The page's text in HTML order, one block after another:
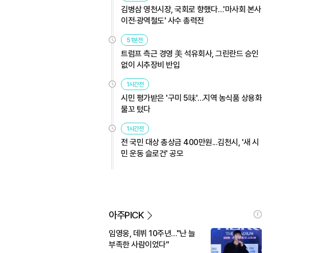
김병삼 영천시장, 국회로 향했다…'마사회 본사
이전·광역철도' 사수 총력전
51분전
트럼프 측근 경영 美 석유회사, 그린란드 승인
없이 시추장비 반입
1시간전
시민 평가받은 '구미 5味'…지역 농식품 상용화
물꼬 텄다
1시간전
전 국민 대상 총상금 400만원...김천시, '새 시
민 운동 슬로건' 공모
아주PICK
임영웅, 데뷔 10주년…"난 늘
부족한 사람이었다"